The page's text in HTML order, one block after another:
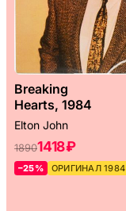
Breaking
Hearts, 1984
Elton John
18901418 ₽
–25% ОРИГИНАЛ 1984